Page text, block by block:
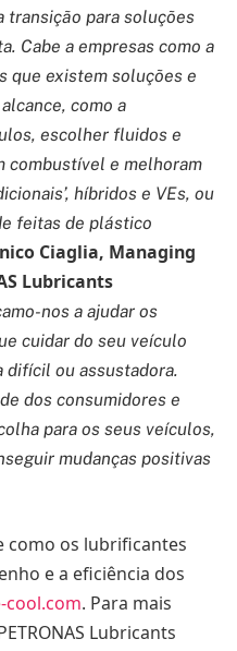
transição para soluções
Cabe a empresas como a
que existem soluções e
como a
escolher fluidos e
combustível e melhoram
híbridos e VEs, ou
feitas de plástico
Ciaglia, Managing
Lubricants
nos a ajudar os
cuidar do seu veículo
difícil ou assustadora.
dos consumidores e
para os seus veículos,
mudanças positivas
como os lubrificantes
e a eficiência dos
cool.com. Para mais
Lubricants